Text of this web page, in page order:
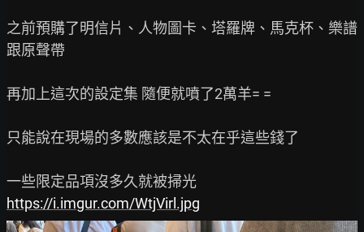
之前預購了明信片、人物圖卡、塔羅牌、馬克杯、樂譜
跟原聲帶
再加上這次的設定集 隨便就噴了2萬羊= =
只能說在現場的多數應該是不太在乎這些錢了
https://i.imgur.com/WtjVirl.jpg